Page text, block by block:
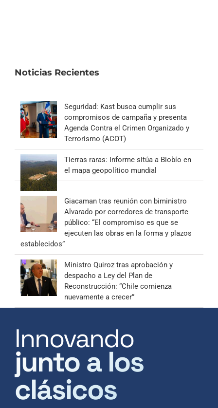
Noticias Recientes
Seguridad: Kast busca cumplir sus
compromisos de campaña y presenta
Agenda Contra el Crimen Organizado y
Terrorismo (ACOT)
Tierras raras: Informe sitúa a Biobío en
el mapa geopolítico mundial
Giacaman tras reunión con biministro
Alvarado por corredores de transporte
público: “El compromiso es que se
ejecuten las obras en la forma y plazos
establecidos”
Ministro Quiroz tras aprobación y
despacho a Ley del Plan de
Reconstrucción: “Chile comienza
nuevamente a crecer”
Innovando
junto a los
clásicos